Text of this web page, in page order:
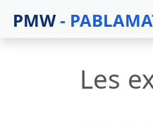
PMW-
Les